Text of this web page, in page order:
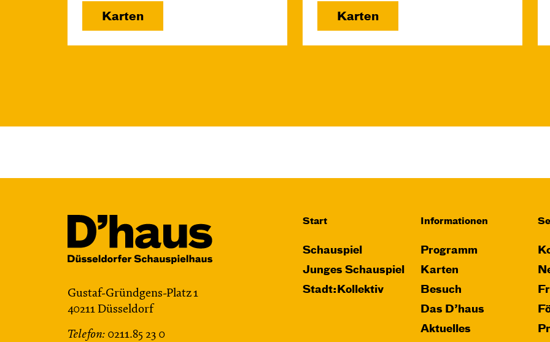
Karten Karten
Gustaf-Gründgens-Platz 1
40211 Düsseldorf
Telefon: 0211.85 23 0
Start
Schauspiel
Junges Schauspiel
Stadt:Kollektiv
Informationen
Programm
Karten
Besuch
Das D’haus
Aktuelles